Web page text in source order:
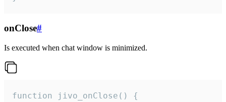
onClose#
Is executed when chat window is minimized.
function jivo_onClose() {